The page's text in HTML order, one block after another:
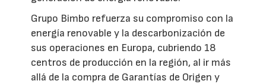
Grupo Bimbo refuerza su compromiso con la
energía renovable y la descarbonización de
sus operaciones en Europa, cubriendo 18
centros de producción en la región, al ir más
allá de la compra de Garantías de Origen y